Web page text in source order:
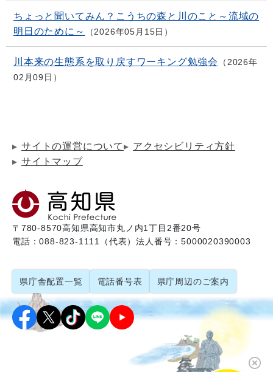
ちょっと聞いてみん？こうちの森と川のこと～流域の
明日のために～
2026年05月15日
川本来の生態系を取り戻すワーキング勉強会
2026年
02月09日
サイトの運営について
アクセシビリティ方針
サイトマップ
〒780-8570高知県高知市丸ノ内1丁目2番20号
電話：088-823-1111（代表）法人番号：5000020390003
県庁舎配置一覧 電話番号表 県庁周辺のご案内